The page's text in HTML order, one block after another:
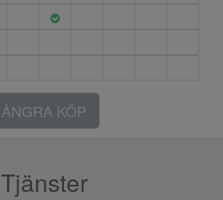
ÅNGRA KÖP
Tjänster